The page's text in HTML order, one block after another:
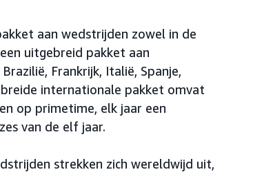
aan wedstrijden zowel in de
uitgebreid pakket aan
Frankrijk, Italië, Spanje,
internationale pakket omvat
op primetime, elk jaar een
van de elf jaar.
strekken zich wereldwijd uit,